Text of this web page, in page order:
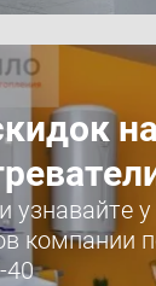
на
узнавайте у
компании
40